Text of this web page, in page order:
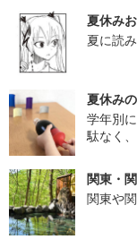
夏休み
夏に読
夏休み
学年別
駄なく
関東・
関東や